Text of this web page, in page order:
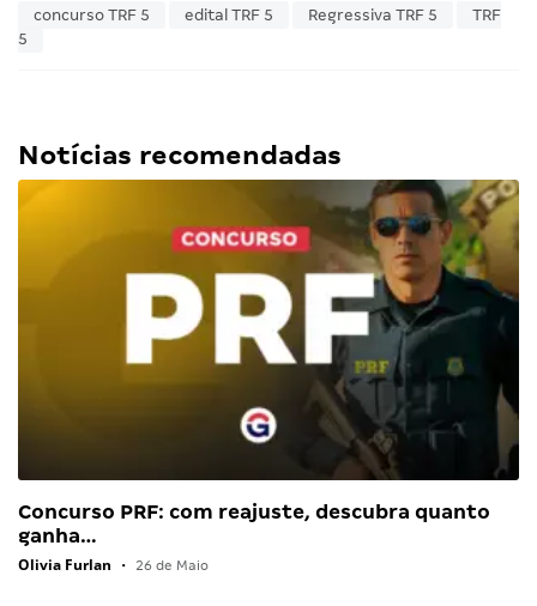
concurso TRF 5 edital TRF 5 Regressiva TRF 5
TRF
5
Notícias recomendadas
Concurso PRF: com reajuste, descubra quanto
ganha…
Olivia Furlan • 26 de Maio